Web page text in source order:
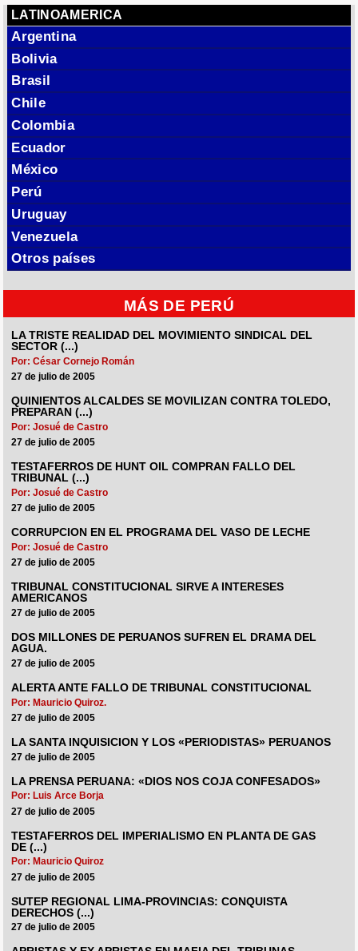
LATINOAMERICA
Argentina
Bolivia
Brasil
Chile
Colombia
Ecuador
México
Perú
Uruguay
Venezuela
Otros países
MÁS DE PERÚ
LA TRISTE REALIDAD DEL MOVIMIENTO SINDICAL DEL
SECTOR (...)
Por: César Cornejo Román
27 de julio de 2005
QUINIENTOS ALCALDES SE MOVILIZAN CONTRA TOLEDO,
PREPARAN (...)
Por: Josué de Castro
27 de julio de 2005
TESTAFERROS DE HUNT OIL COMPRAN FALLO DEL
TRIBUNAL (...)
Por: Josué de Castro
27 de julio de 2005
CORRUPCION EN EL PROGRAMA DEL VASO DE LECHE
Por: Josué de Castro
27 de julio de 2005
TRIBUNAL CONSTITUCIONAL SIRVE A INTERESES
AMERICANOS
27 de julio de 2005
DOS MILLONES DE PERUANOS SUFREN EL DRAMA DEL
AGUA.
27 de julio de 2005
ALERTA ANTE FALLO DE TRIBUNAL CONSTITUCIONAL
Por: Mauricio Quiroz.
27 de julio de 2005
LA SANTA INQUISICION Y LOS «PERIODISTAS» PERUANOS
27 de julio de 2005
LA PRENSA PERUANA: «DIOS NOS COJA CONFESADOS»
Por: Luis Arce Borja
27 de julio de 2005
TESTAFERROS DEL IMPERIALISMO EN PLANTA DE GAS
DE (...)
Por: Mauricio Quiroz
27 de julio de 2005
SUTEP REGIONAL LIMA-PROVINCIAS: CONQUISTA
DERECHOS (...)
27 de julio de 2005